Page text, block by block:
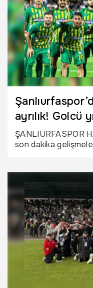
ayrılık! Golcü
gitti
ŞANLIURFASPOR
son dakika
yaptığı açıklamayla